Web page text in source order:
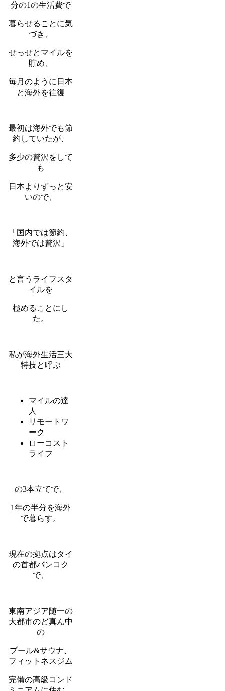
分の1の生活費で
暮らせることに気
づき、
せっせとマイルを
貯め、
毎月のように日本
と海外を往復
最初は海外でも節
約していたが、
多少の贅沢をして
も
日本よりずっと安
いので、
「国内では節約、
海外では贅沢」
と言うライフスタ
イルを
極めることにし
た。
私が海外生活三大
特技と呼ぶ
マイルの達
人
リモートワ
ーク
ローコスト
ライフ
の3本立てで、
1年の半分を海外
で暮らす。
現在の拠点はタイ
の首都バンコク
で、
東南アジア随一の
大都市のど真ん中
の
プール&サウナ、
フィットネスジム
完備の高級コンド